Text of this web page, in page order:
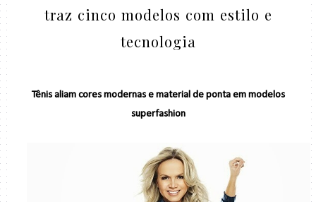
traz cinco modelos com estilo e
tecnologia
Tênis aliam cores modernas e material de ponta em modelos
superfashion